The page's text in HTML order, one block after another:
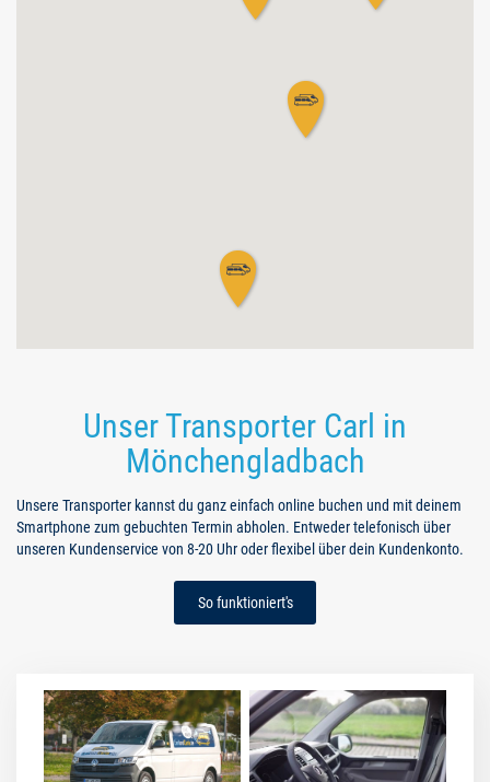
Unser Transporter Carl in
Mönchengladbach
Unsere Transporter kannst du ganz einfach online buchen und mit deinem
Smartphone zum gebuchten Termin abholen. Entweder telefonisch über
unseren Kundenservice von 8-20 Uhr oder flexibel über dein Kundenkonto.
So funktioniert's